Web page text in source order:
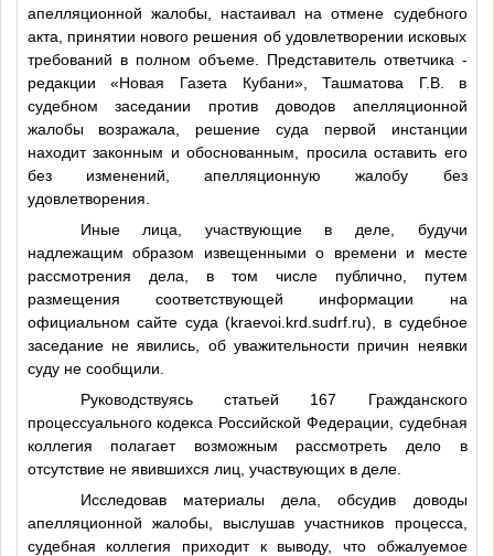
апелляционной жалобы, настаивал на отмене судебного
акта, принятии нового решения об удовлетворении исковых
требований в полном объеме. Представитель ответчика -
редакции «Новая Газета Кубани», Ташматова Г.В. в
судебном заседании против доводов апелляционной
жалобы возражала, решение суда первой инстанции
находит законным и обоснованным, просила оставить его
без изменений, апелляционную жалобу без
удовлетворения.
Иные лица, участвующие в деле, будучи
надлежащим образом извещенными о времени и месте
рассмотрения дела, в том числе публично, путем
размещения соответствующей информации на
официальном сайте суда (kraevoi.krd.sudrf.ru), в судебное
заседание не явились, об уважительности причин неявки
суду не сообщили.
Руководствуясь статьей 167 Гражданского
процессуального кодекса Российской Федерации, судебная
коллегия полагает возможным рассмотреть дело в
отсутствие не явившихся лиц, участвующих в деле.
Исследовав материалы дела, обсудив доводы
апелляционной жалобы, выслушав участников процесса,
судебная коллегия приходит к выводу, что обжалуемое